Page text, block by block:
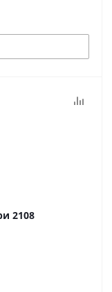
2108